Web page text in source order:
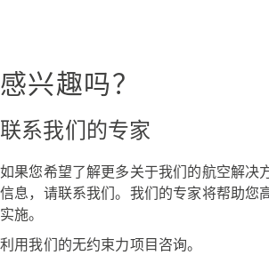
感兴趣吗？
联系我们的专家
如果您希望了解更多关于我们的航空解决
信息，请联系我们。我们的专家将帮助您
实施。
利用我们的无约束力项目咨询。